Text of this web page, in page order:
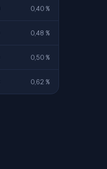
0,40 %
0,48 %
0,50 %
0,62 %